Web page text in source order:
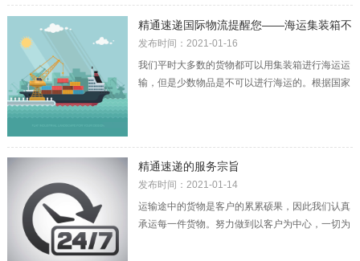
精通速递国际物流提醒您——海运集装箱不
能装的那些货物
发布时间：2021-01-16
我们平时大多数的货物都可以用集装箱进行海运运
输，但是少数物品是不可以进行海运的。根据国家
精通速递的服务宗旨
发布时间：2021-01-14
运输途中的货物是客户的累累硕果，因此我们认真
承运每一件货物。努力做到以客户为中心，一切为